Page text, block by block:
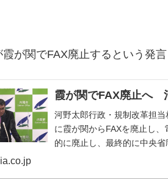
が関でFAX廃止するという発
霞が関でFAX廃止へ
河野太郎行政・規制改革担
に霞が関からFAXを廃止し
的に廃止し、最終的に中央省